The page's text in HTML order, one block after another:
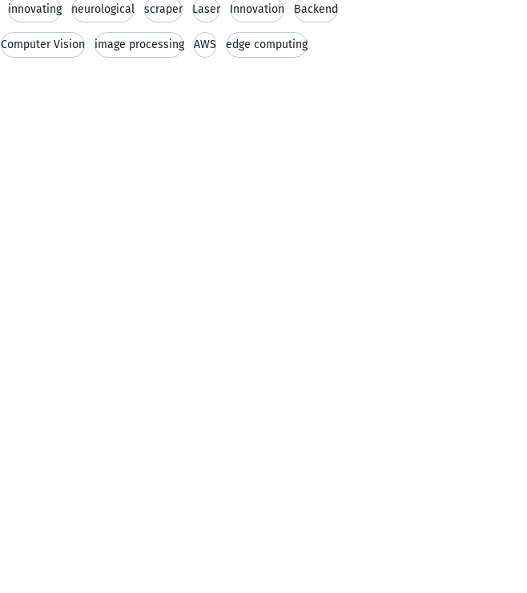
innovating neurological scraper Laser Innovation Backend
Computer Vision image processing AWS edge computing